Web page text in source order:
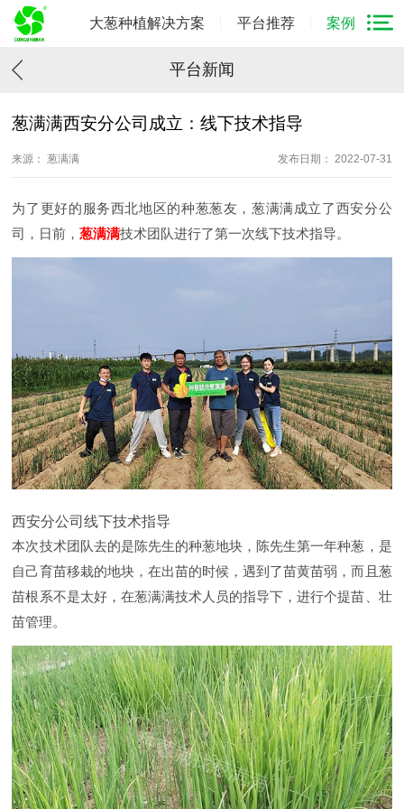
大葱种植解决方案 平台推荐 案例
平台新闻
葱满满西安分公司成立：线下技术指导
来源： 葱满满 发布日期： 2022-07-31
为了更好的服务西北地区的种葱葱友，葱满满成立了西安分公
司，日前，葱满满技术团队进行了第一次线下技术指导。
西安分公司线下技术指导
本次技术团队去的是陈先生的种葱地块，陈先生第一年种葱，是
自己育苗移栽的地块，在出苗的时候，遇到了苗黄苗弱，而且葱
苗根系不是太好，在葱满满技术人员的指导下，进行个提苗、壮
苗管理。